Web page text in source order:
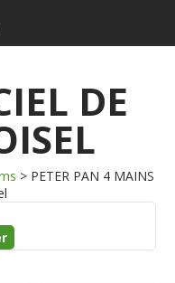
DE
> PETER PAN 4 MAINS